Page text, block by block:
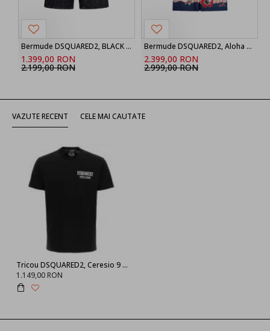
Bermude DSQUARED2, BLACK ‘Marine’ denim shorts
1.399,00 RON
2.199,00 RON
Bermude DSQUARED2, Aloha Souvenir Boxer Shorts
2.399,00 RON
2.999,00 RON
VAZUTE RECENT CELE MAI CAUTATE
Tricou DSQUARED2, Ceresio 9 Logo, Negru
1.149,00 RON